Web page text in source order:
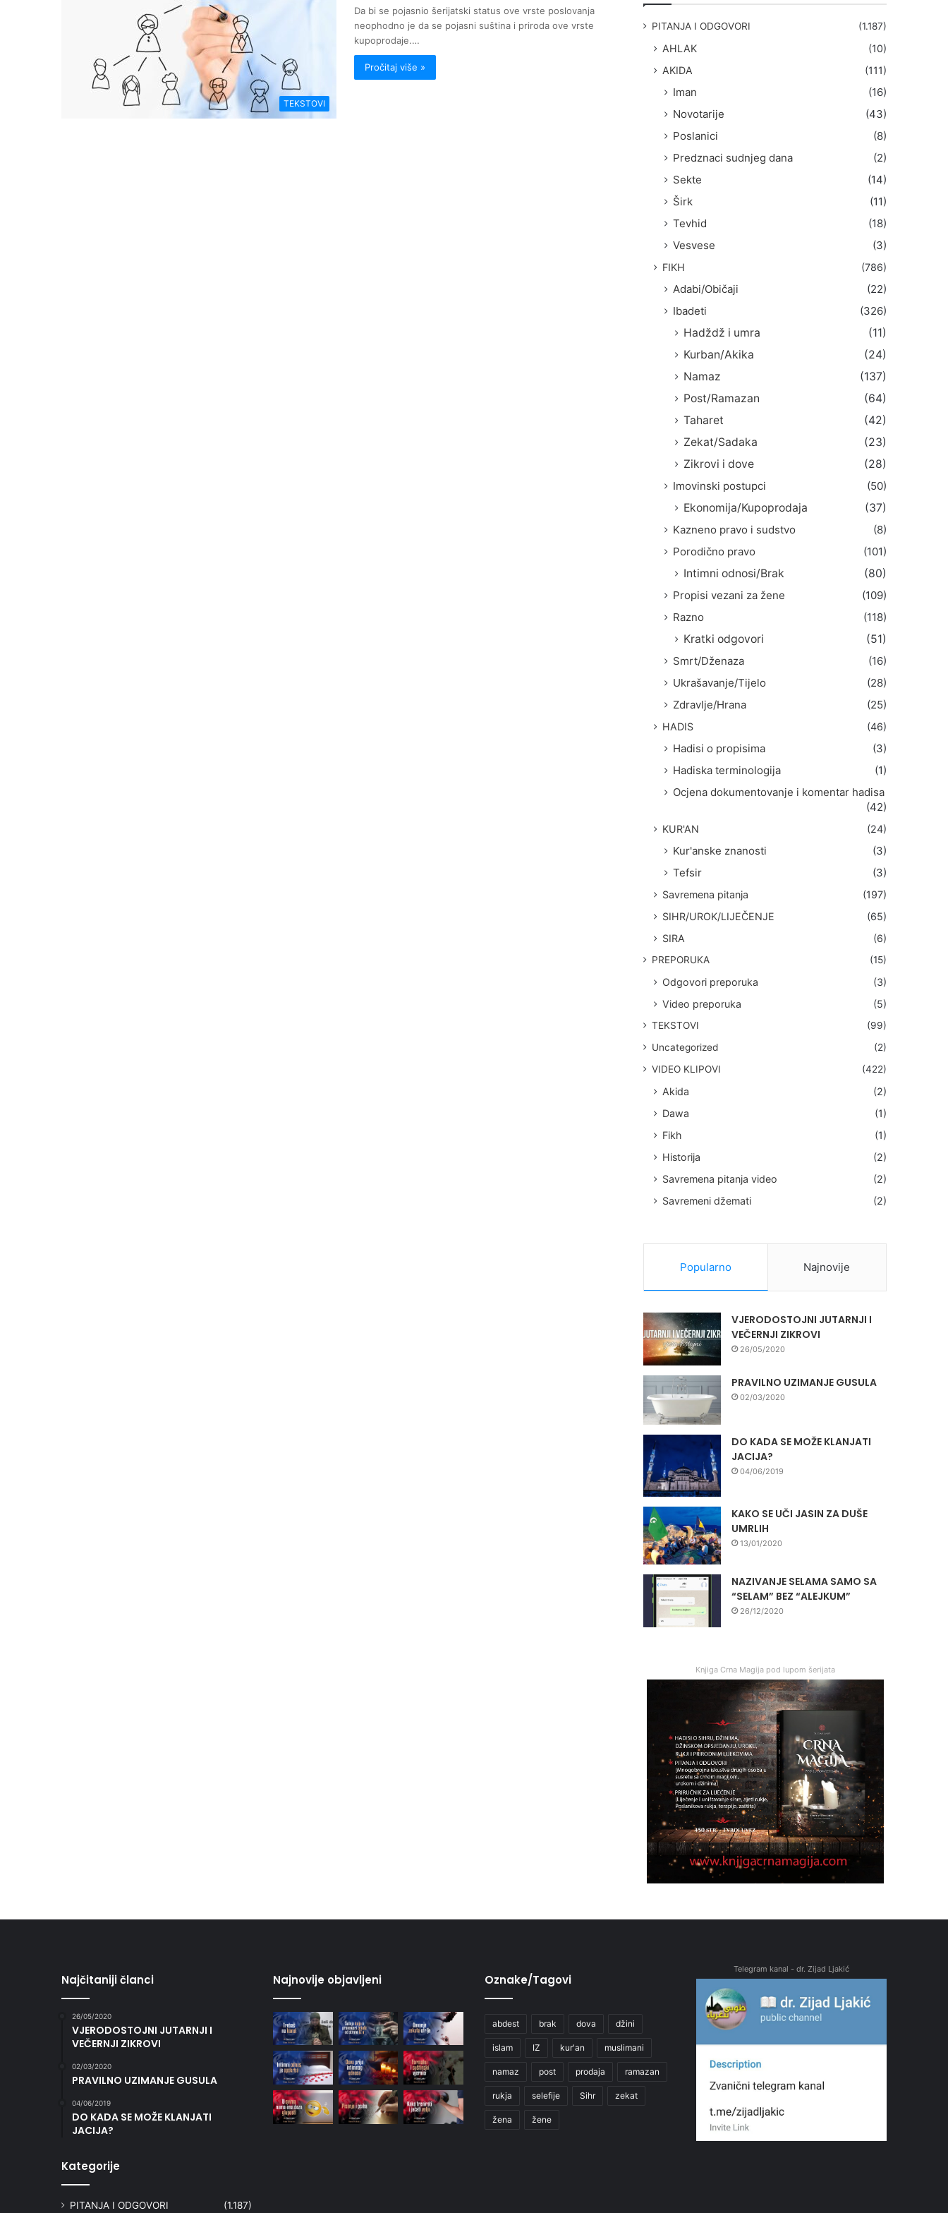
TEKSTOVI
Da bi se pojasnio šerijatski status ove vrste poslovanja
neophodno je da se pojasni suština i priroda ove vrste
kupoprodaje.…
Pročitaj više »
PITANJA I ODGOVORI (1.187)
AHLAK
(10)
AKIDA
(111)
Iman
(16)
Novotarije
(43)
Poslanici
(8)
Predznaci sudnjeg dana
(2)
Sekte
(14)
Širk
(11)
Tevhid
(18)
Vesvese
(3)
FIKH (786)
Adabi/Običaji
(22)
Ibadeti
(326)
Hadždž i umra
(11)
Kurban/Akika
(24)
Namaz
(137)
Post/Ramazan
(64)
Taharet
(42)
Zekat/Sadaka
(23)
Zikrovi i dove
(28)
Imovinski postupci
(50)
Ekonomija/Kupoprodaja
(37)
Kazneno pravo i sudstvo
(8)
Porodično pravo
(101)
Intimni odnosi/Brak
(80)
Propisi vezani za žene
(109)
Razno
(118)
Kratki odgovori
(51)
Smrt/Dženaza
(16)
Ukrašavanje/Tijelo
(28)
Zdravlje/Hrana
(25)
HADIS (46)
Hadisi o propisima
(3)
Hadiska terminologija
(1)
Ocjena dokumentovanje i komentar hadisa
(42)
KUR'AN (24)
Kur'anske znanosti
(3)
Tefsir
(3)
Savremena pitanja
(197)
SIHR/UROK/LIJEČENJE
(65)
SIRA
(6)
PREPORUKA (15)
Odgovori preporuka
(3)
Video preporuka
(5)
TEKSTOVI
(99)
Uncategorized
(2)
VIDEO KLIPOVI
(422)
Akida
(2)
Dawa
(1)
Fikh
(1)
Historija
(2)
Savremena pitanja video
(2)
Savremeni džemati
(2)
Popularno Najnovije
VJERODOSTOJNI JUTARNJI I
VEČERNJI ZIKROVI
26/05/2020
PRAVILNO UZIMANJE GUSULA
02/03/2020
DO KADA SE MOŽE KLANJATI
JACIJA?
04/06/2019
KAKO SE UČI JASIN ZA DUŠE
UMRLIH
13/01/2020
NAZIVANJE SELAMA SAMO SA
“SELAM” BEZ “ALEJKUM”
26/12/2020
Knjiga Crna Magija pod lupom šerijata
Najčitaniji članci
26/05/2020
VJERODOSTOJNI JUTARNJI I
VEČERNJI ZIKROVI
02/03/2020
PRAVILNO UZIMANJE GUSULA
04/06/2019
DO KADA SE MOŽE KLANJATI
JACIJA?
Kategorije
PITANJA I ODGOVORI (1.187)
Najnovije objavljeni Oznake/Tagovi
abdest brak dova džini
islam IZ kur'an muslimani
namaz post prodaja ramazan
rukja selefije Sihr zekat
žena žene
Telegram kanal - dr. Zijad Ljakić